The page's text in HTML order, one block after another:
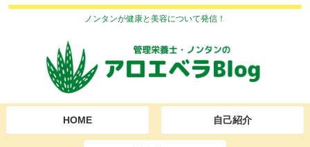
ノンタンが健康と美容について発信！
HOME 自己紹介